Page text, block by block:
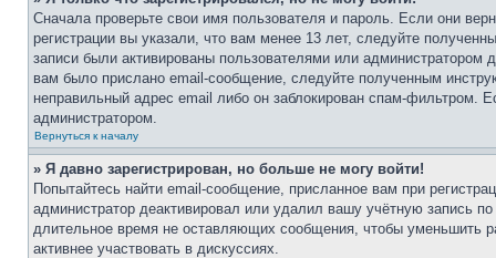
Сначала проверьте свои имя пользователя и пароль. Если они
регистрации вы указали, что вам менее 13 лет, следуйте
записи были активированы пользователями или
вам было прислано email-сообщение, следуйте полученным
неправильный адрес email либо он заблокирован спам-фильтром.
администратором.
Вернуться к началу
» Я давно зарегистрирован, но больше не могу войти!
Попытайтесь найти email-сообщение, присланное вам при
администратор деактивировал или удалил вашу учётную запись
длительное время не оставляющих сообщения, чтобы уменьшить
активнее участвовать в дискуссиях.